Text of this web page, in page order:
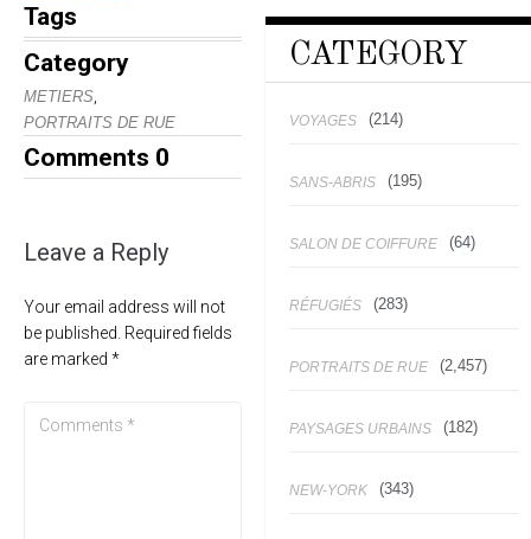
Tags
Category
METIERS,
PORTRAITS DE RUE
Comments 0
Leave a Reply
Your email address will not
be published. Required fields
are marked *
CATEGORY
VOYAGES (214)
SANS-ABRIS (195)
SALON DE COIFFURE (64)
RÉFUGIÉS (283)
PORTRAITS DE RUE (2,457)
PAYSAGES URBAINS (182)
NEW-YORK (343)